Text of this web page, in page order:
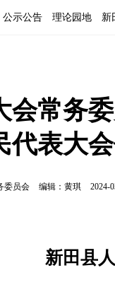
公示公告 理论园地 新
会常务
代表大
委员会 编辑：黄琪 2024-
新田县